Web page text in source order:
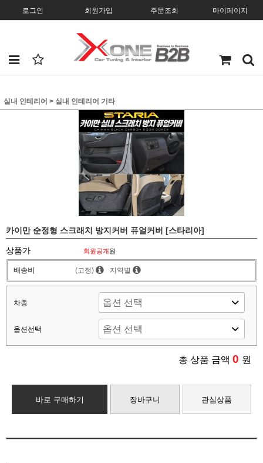
로그인 회원가입 주문조회 마이페이지
실내 인테리어 > 실내 인테리어 기타
카이만 순정형 스크래치 방지커버 퓨얼커버 [스타리아]
상품가 회원공개원
배송비 (고정) 지역별
차종
옵션선택
총 상품 금액 0 원
바로 구매하기 장바구니 관심상품